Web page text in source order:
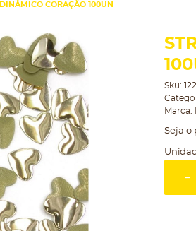
CORAÇÃO 100UN
Sku:
Marca:
Seja o